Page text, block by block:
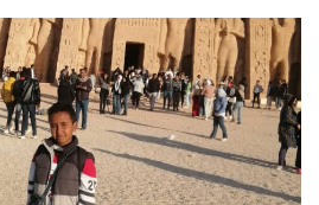
إلكترونيا